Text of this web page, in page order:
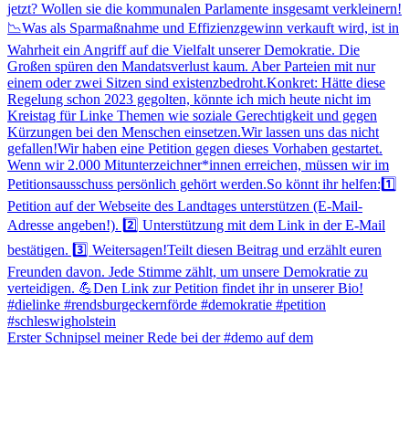
Erster Schnipsel meiner Rede bei der #demo auf dem